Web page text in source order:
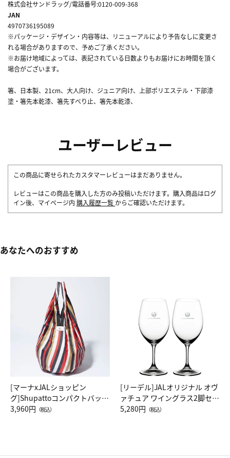
株式会社サンドラッグ/電話番号:0120-009-368
JAN
4970736195089
※パッケージ・デザイン・内容等は、リニューアルにより予告なしに変更さ
れる場合がありますので、予めご了承ください。
※お届け地域によっては、表記されている日数よりもお届けにお時間を頂く
場合がございます。
箸、日本製、21cm、大人向け、ジュニア向け、上部ポリエステル・下部漆
塗・箸先本乾漆、箸先すべり止、箸先本乾漆、
ユーザーレビュー
この商品に寄せられたカスタマーレビューはまだありません。
レビューはこの商品を購入した方のみ投稿いただけます。購入商品はログ
イン後、マイページ内 購入履歴一覧 からご確認いただけます。
あなたへのおすすめ
[マーナxJALショッピン
グ]Shupattoコンパクトバッグ
Drop JAL客室乗務員（LC）ス
3,960円 （税込）
[リーデル]JALオリジナル オヴ
ァチュア ワイングラス2脚セッ
ト（レッドワイン）
5,280円 （税込）